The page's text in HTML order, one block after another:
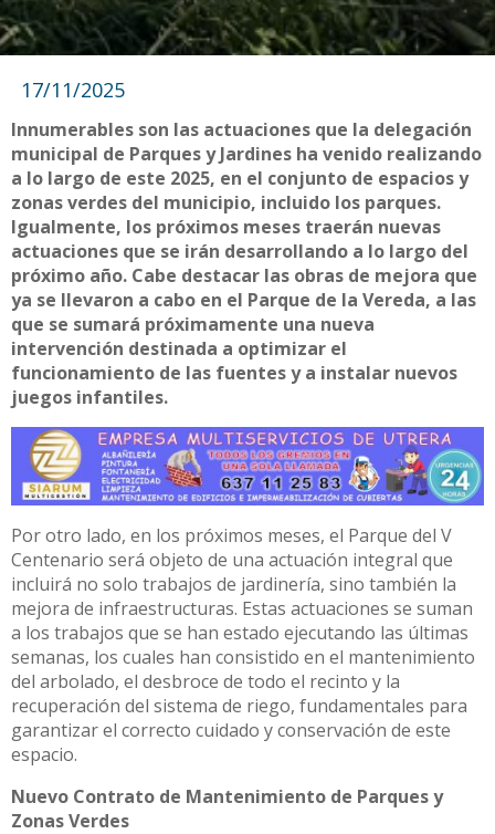
17/11/2025
Innumerables son las actuaciones que la delegación
municipal de Parques y Jardines ha venido realizando
a lo largo de este 2025, en el conjunto de espacios y
zonas verdes del municipio, incluido los parques.
Igualmente, los próximos meses traerán nuevas
actuaciones que se irán desarrollando a lo largo del
próximo año. Cabe destacar las obras de mejora que
ya se llevaron a cabo en el Parque de la Vereda, a las
que se sumará próximamente una nueva
intervención destinada a optimizar el
funcionamiento de las fuentes y a instalar nuevos
juegos infantiles.
Por otro lado, en los próximos meses, el Parque del V
Centenario será objeto de una actuación integral que
incluirá no solo trabajos de jardinería, sino también la
mejora de infraestructuras. Estas actuaciones se suman
a los trabajos que se han estado ejecutando las últimas
semanas, los cuales han consistido en el mantenimiento
del arbolado, el desbroce de todo el recinto y la
recuperación del sistema de riego, fundamentales para
garantizar el correcto cuidado y conservación de este
espacio.
Nuevo Contrato de Mantenimiento de Parques y
Zonas Verdes